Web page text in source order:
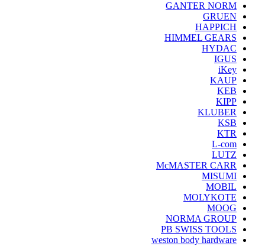
GANTER NORM
GRUEN
HAPPICH
HIMMEL GEARS
HYDAC
IGUS
iKey
KAUP
KEB
KIPP
KLUBER
KSB
KTR
L-com
LUTZ
McMASTER CARR
MISUMI
MOBIL
MOLYKOTE
MOOG
NORMA GROUP
PB SWISS TOOLS
weston body hardware